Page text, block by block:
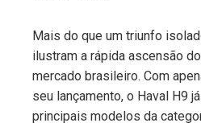
Mais do que um triunfo
ilustram a rápida ascensão
mercado brasileiro. Com
seu lançamento, o Haval H9
principais modelos da